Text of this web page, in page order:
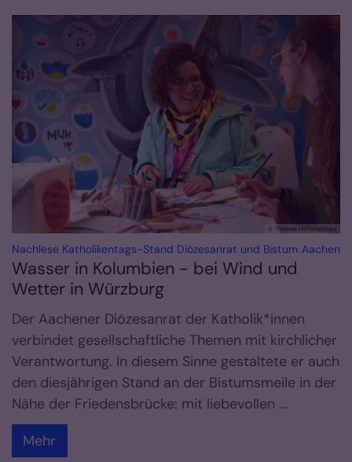
© Thomas Hohenschue
Nachlese Katholikentags-Stand Diözesanrat und Bistum Aachen
Wasser in Kolumbien - bei Wind und
Wetter in Würzburg
Der Aachener Diözesanrat der Katholik*innen
verbindet gesellschaftliche Themen mit kirchlicher
Verantwortung. In diesem Sinne gestaltete er auch
den diesjährigen Stand an der Bistumsmeile in der
Nähe der Friedensbrücke: mit liebevollen ...
Mehr